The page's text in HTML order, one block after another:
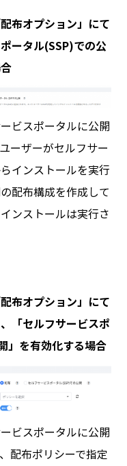
布オプション」にて
ータル(SSP)での公
ビスポータルに公開
ーザーがセルフサー
インストールを実行
配布構成を作成して
ンストールは実行さ
布オプション」にて
「セルフサービスポ
」を有効化する場合
ビスポータルに公開
配布ポリシーで指定